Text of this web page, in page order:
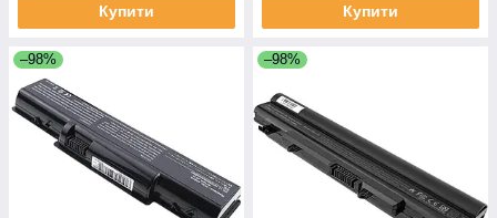
Купити Купити
–98% –98%